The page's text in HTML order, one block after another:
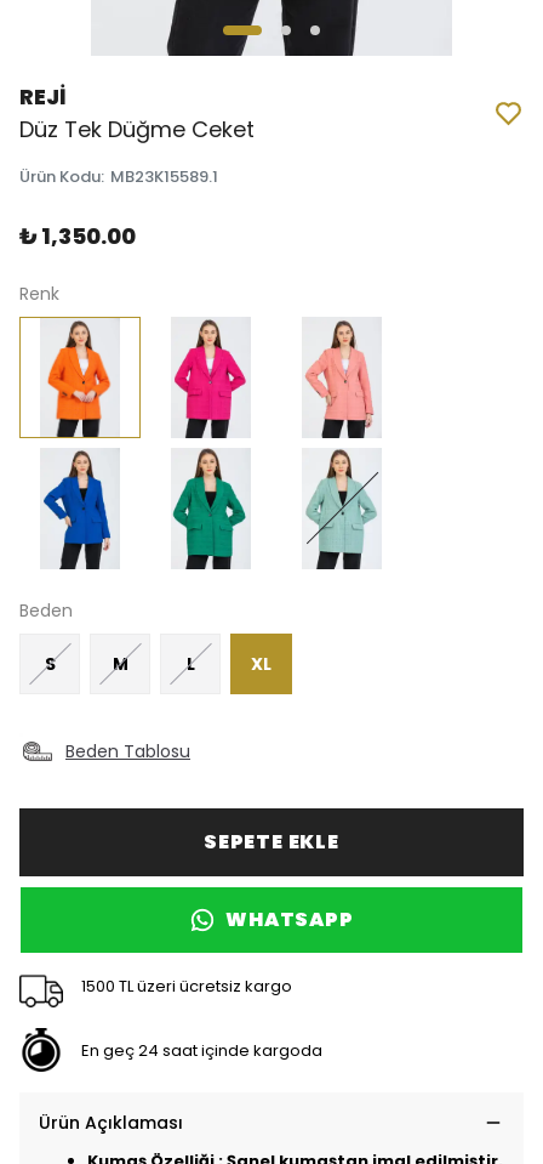
REJİ
Düz Tek Düğme Ceket
Ürün Kodu: MB23K15589.1
₺ 1,350.00
Renk
Beden
S M L XL
Beden Tablosu
SEPETE EKLE
WHATSAPP
1500 TL üzeri ücretsiz kargo
En geç 24 saat içinde kargoda
Ürün Açıklaması